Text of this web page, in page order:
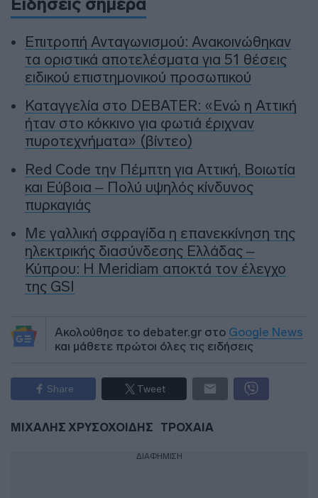
Επιτροπή Ανταγωνισμού: Ανακοινώθηκαν
τα οριστικά αποτελέσματα για 51 θέσεις
ειδικού επιστημονικού προσωπικού
Καταγγελία στο DEBATER: «Ενώ η Αττική
ήταν στο κόκκινο για φωτιά έριχναν
πυροτεχνήματα» (βίντεο)
Red Code την Πέμπτη για Αττική, Βοιωτία
και Εύβοια – Πολύ υψηλός κίνδυνος
πυρκαγιάς
Με γαλλική σφραγίδα η επανεκκίνηση της
ηλεκτρικής διασύνδεσης Ελλάδας –
Κύπρου: Η Meridiam αποκτά τον έλεγχο
της GSI
Ακολούθησε το debater.gr στο Google News
και μάθετε πρώτοι όλες τις ειδήσεις
Share Tweet
ΜΙΧΑΛΗΣ ΧΡΥΣΟΧΟΙΔΗΣ ΤΡΟΧΑΙΑ
ΔΙΑΦΗΜΙΣΗ